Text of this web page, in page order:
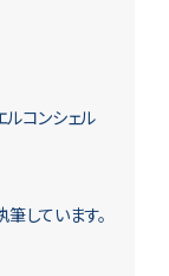
コンシェル
しています。